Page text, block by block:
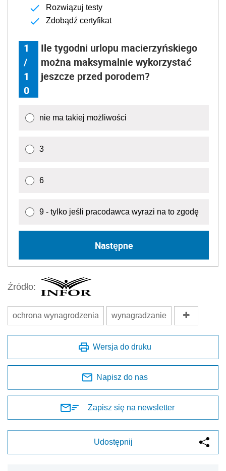
Rozwiązuj testy
Zdobądź certyfikat
1
/
1
0
Ile tygodni urlopu macierzyńskiego
można maksymalnie wykorzystać
jeszcze przed porodem?
nie ma takiej możliwości
3
6
9 - tylko jeśli pracodawca wyrazi na to zgodę
Następne
Źródło:
ochrona wynagrodzenia wynagradzanie
Wersja do druku
Napisz do nas
Zapisz się na newsletter
Udostępnij